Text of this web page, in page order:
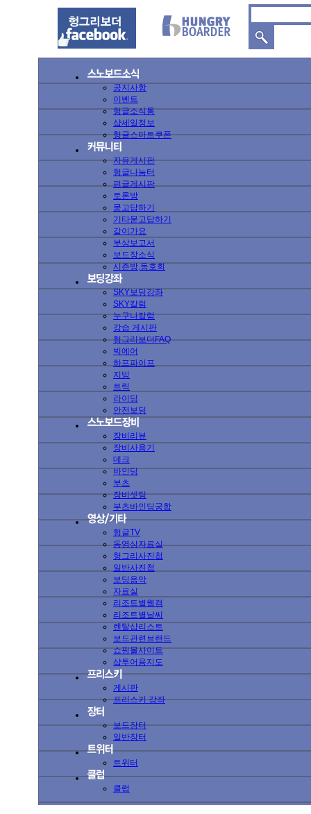
공지사항
이벤트
헝글소식통
샵세일정보
헝글스마트쿠폰
자유게시판
헝글나눔터
펀글게시판
토론방
묻고답하기
기타묻고답하기
같이가요
부상보고서
보드장소식
시즌방,동호회
SKY보딩강좌
SKY칼럼
누구나칼럼
강습 게시판
헝그리보더FAQ
빅에어
하프파이프
지빙
트릭
라이딩
안전보딩
장비리뷰
장비사용기
데크
바인딩
부츠
장비셋팅
부츠바인딩궁합
헝글TV
동영상자료실
헝그리사진첩
일반사진첩
보딩음악
자료실
리조트별웹캠
리조트별날씨
렌탈샵리스트
보드관련브랜드
쇼핑몰사이트
샵투어용지도
게시판
프리스키 강좌
보드장터
일반장터
트위터
클럽